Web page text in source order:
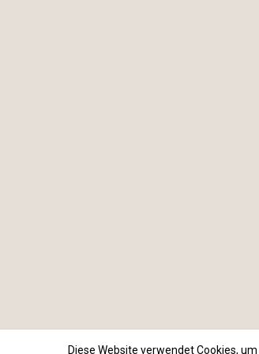
Diese Website verwendet Cookies,